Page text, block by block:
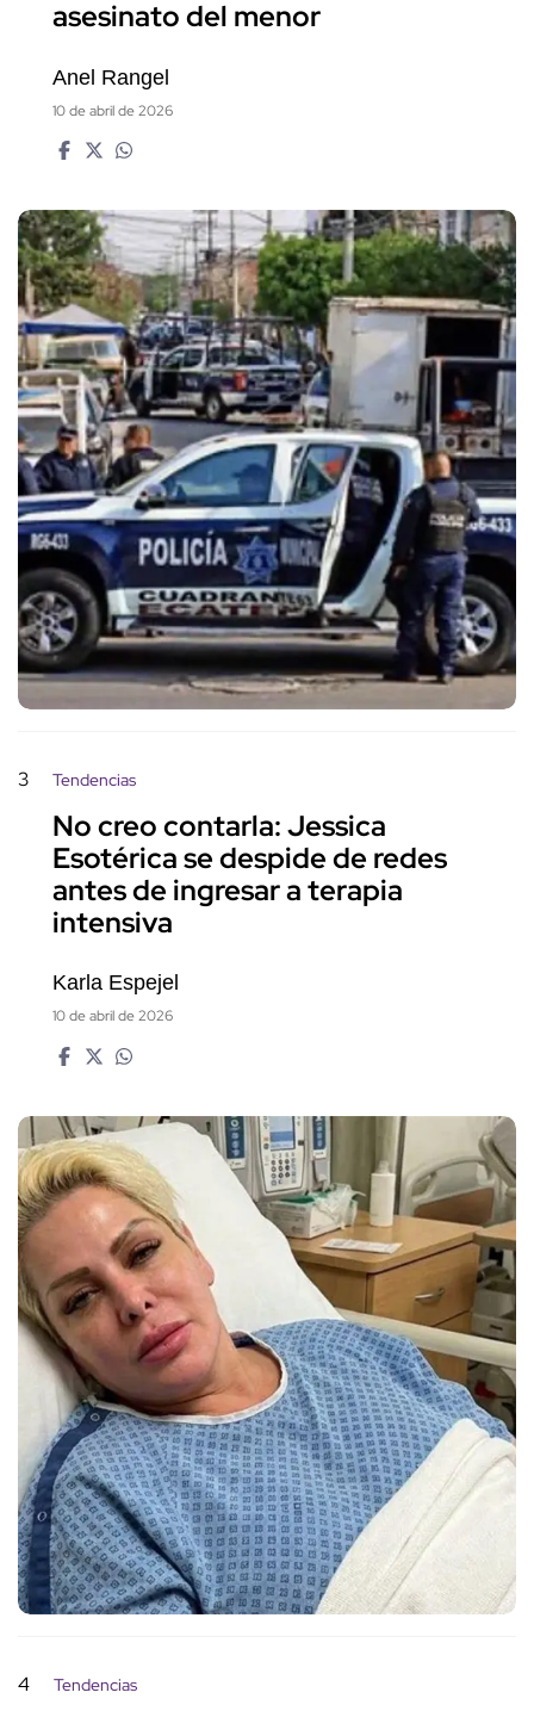
asesinato del menor
Anel Rangel
10 de abril de 2026
3 Tendencias
No creo contarla: Jessica
Esotérica se despide de redes
antes de ingresar a terapia
intensiva
Karla Espejel
10 de abril de 2026
4 Tendencias